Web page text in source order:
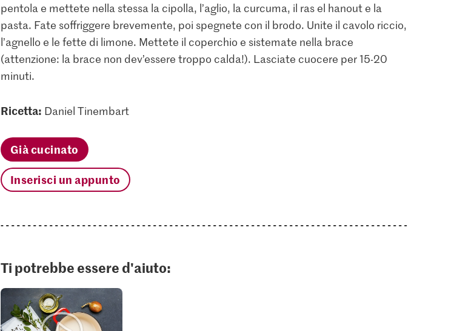
pentola e mettete nella stessa la cipolla, l’aglio, la curcuma, il ras el hanout e la
pasta. Fate soffriggere brevemente, poi spegnete con il brodo. Unite il cavolo riccio,
l’agnello e le fette di limone. Mettete il coperchio e sistemate nella brace
(attenzione: la brace non dev’essere troppo calda!). Lasciate cuocere per 15-20
minuti.
Ricetta: Daniel Tinembart
Già cucinato
Inserisci un appunto
Ti potrebbe essere d'aiuto: